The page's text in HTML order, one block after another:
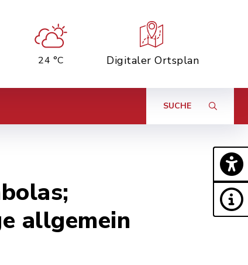
24 °C Digitaler Ortsplan
SUCHE
allgemein